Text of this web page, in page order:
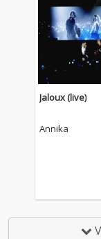
Jaloux (live)
Annika